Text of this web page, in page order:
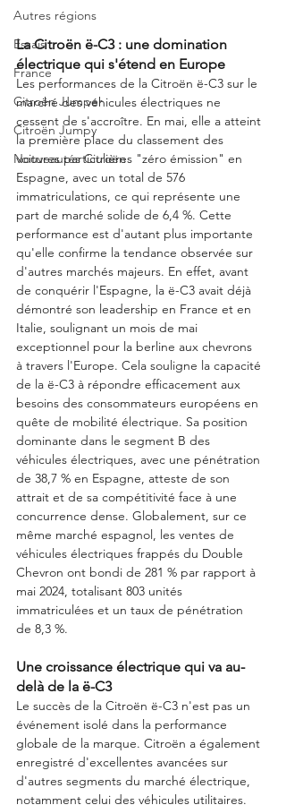
Autres régions
Essais
France
Citroën Jumper
Citroën Jumpy
Nouveautés Citroën
La Citroën ë-C3 : une domination
électrique qui s'étend en Europe
Les performances de la Citroën ë-C3 sur le
marché des véhicules électriques ne
cessent de s'accroître. En mai, elle a atteint
la première place du classement des
voitures particulières "zéro émission" en
Espagne, avec un total de 576
immatriculations, ce qui représente une
part de marché solide de 6,4 %. Cette
performance est d'autant plus importante
qu'elle confirme la tendance observée sur
d'autres marchés majeurs. En effet, avant
de conquérir l'Espagne, la ë-C3 avait déjà
démontré son leadership en France et en
Italie, soulignant un mois de mai
exceptionnel pour la berline aux chevrons
à travers l'Europe. Cela souligne la capacité
de la ë-C3 à répondre efficacement aux
besoins des consommateurs européens en
quête de mobilité électrique. Sa position
dominante dans le segment B des
véhicules électriques, avec une pénétration
de 38,7 % en Espagne, atteste de son
attrait et de sa compétitivité face à une
concurrence dense. Globalement, sur ce
même marché espagnol, les ventes de
véhicules électriques frappés du Double
Chevron ont bondi de 281 % par rapport à
mai 2024, totalisant 803 unités
immatriculées et un taux de pénétration
de 8,3 %.
Une croissance électrique qui va au-
delà de la ë-C3
Le succès de la Citroën ë-C3 n'est pas un
événement isolé dans la performance
globale de la marque. Citroën a également
enregistré d'excellentes avancées sur
d'autres segments du marché électrique,
notamment celui des véhicules utilitaires.